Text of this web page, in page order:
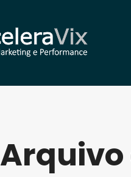
Arquivo